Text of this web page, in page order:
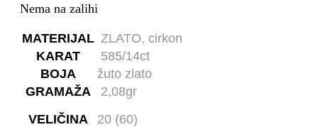
Nema na zalihi
MATERIJAL ZLATO, cirkon
KARAT
585/14ct
BOJA
žuto zlato
GRAMAŽA
VELIČINA
2,08gr
20 (60)